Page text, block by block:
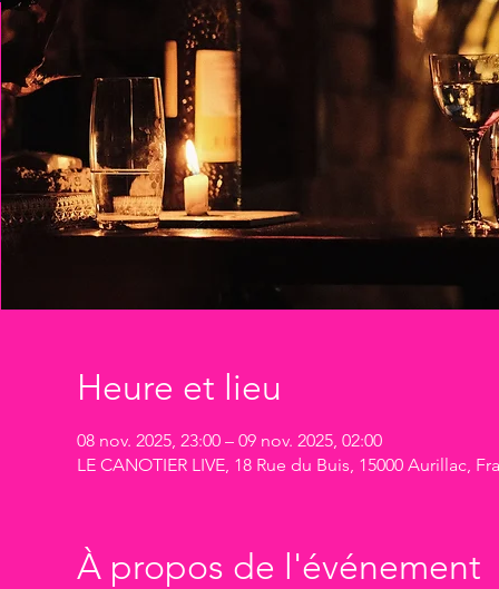
Heure et lieu
08 nov. 2025, 23:00 – 09 nov. 2025, 02:00
LE CANOTIER LIVE, 18 Rue du Buis, 15000 Aurillac,
À propos de l'événement